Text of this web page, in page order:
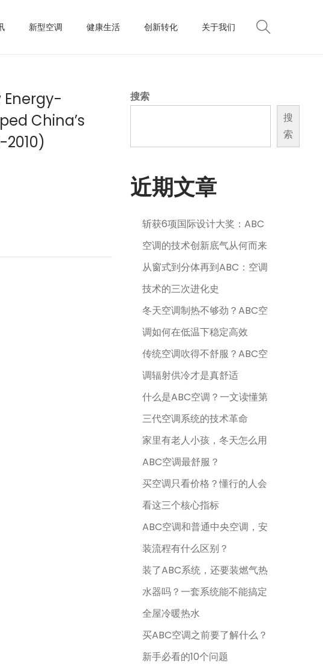
新型空调 健康生活 创新转化 关于我们
Energy-
China’s
搜索
搜
索
近期文章
斩获6项国际设计大奖：ABC
空调的技术创新底气从何而来
从窗式到分体再到ABC：空调
技术的三次进化史
冬天空调制热不够劲？ABC空
调如何在低温下稳定高效
传统空调吹得不舒服？ABC空
调辐射供冷才是真舒适
什么是ABC空调？一文读懂第
三代空调系统的技术革命
家里有老人小孩，冬天怎么用
ABC空调最舒服？
买空调只看价格？懂行的人会
看这三个核心指标
ABC空调和普通中央空调，安
装流程有什么区别？
装了ABC系统，还要装燃气热
水器吗？一套系统能不能搞定
全屋冷暖热水
买ABC空调之前要了解什么？
新手必看的10个问题